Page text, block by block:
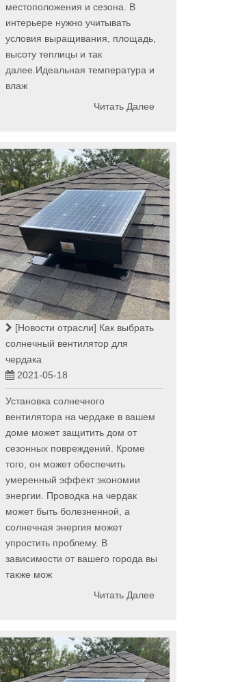
местоположения и сезона. В
интерьере нужно учитывать
условия выращивания, площадь,
высоту теплицы и так
далее.Идеальная температура и
влаж
Читать Далее
[Новости отрасли] Как выбрать
солнечный вентилятор для
чердака
2021-05-18
Установка солнечного
вентилятора на чердаке в вашем
доме может защитить дом от
сезонных повреждений. Кроме
того, он может обеспечить
умеренный эффект экономии
энергии. Проводка на чердак
может быть болезненной, а
солнечная энергия может
упростить проблему. В
зависимости от вашего города вы
также мож
Читать Далее